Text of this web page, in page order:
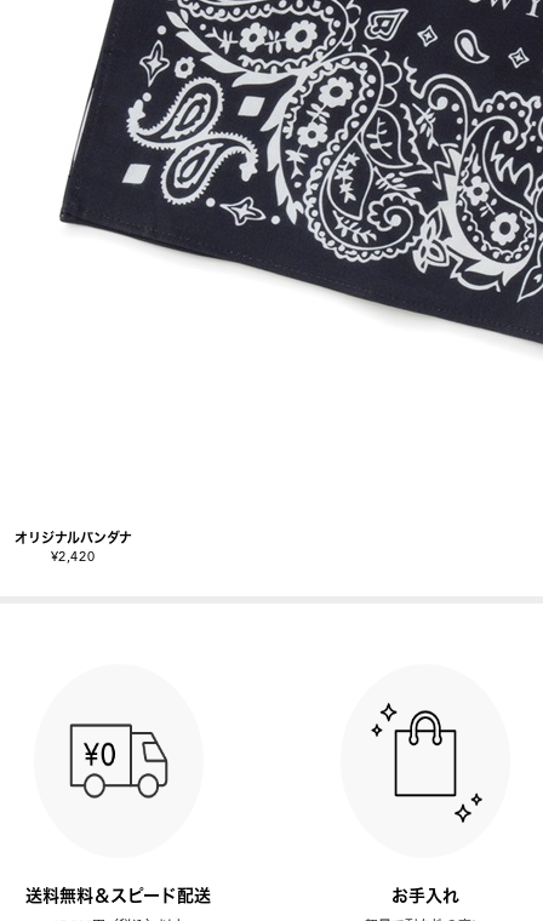
オリジナルバンダナ
¥2,420
送料無料＆スピード配送 お手入れ